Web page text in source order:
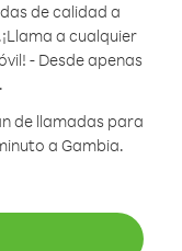
de calidad a
¡Llama a cualquier
- Desde apenas
de llamadas para
a Gambia.